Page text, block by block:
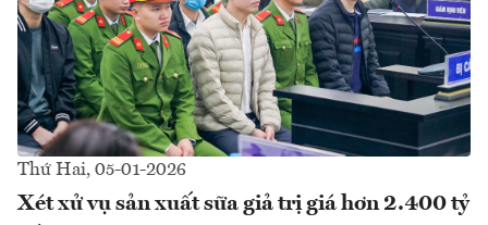
Thứ Hai, 05-01-2026
Xét xử vụ sản xuất sữa giả trị giá hơn 2.400 tỷ